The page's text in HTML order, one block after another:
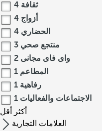
ثقافة 4
أزواج 4
الحضاري 4
منتجع صحي 3
واى فاى مجانى 2
المطاعم 1
رفاهية 1
الاجتماعات والفعاليات 1
أكثر
أقل
العلامات التجارية